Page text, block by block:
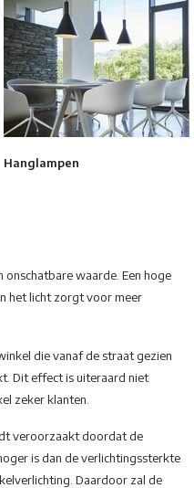
Hanglampen
waarde. Een hoge
het licht zorgt voor meer
die vanaf de straat gezien
Dit effect is uiteraard niet
zeker klanten.
veroorzaakt doordat de
is dan de verlichtingssterkte
Daardoor zal de